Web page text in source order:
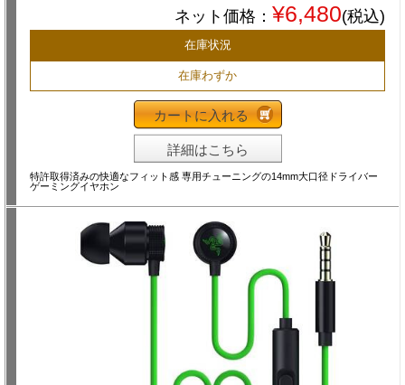
ネット価格： ¥6,480(税込)
在庫状況
在庫わずか
カートに入れる
詳細はこちら
特許取得済みの快適なフィット感 専用チューニングの14mm大口径ドライバー
ゲーミングイヤホン